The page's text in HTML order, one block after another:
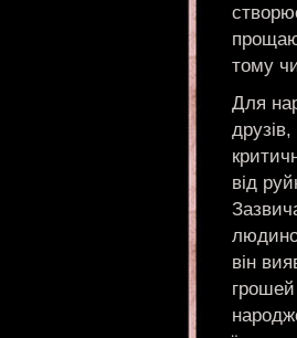
тому
Для
від
він